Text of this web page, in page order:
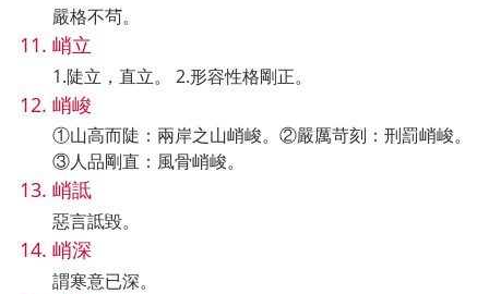
嚴格不茍。
峭立
1.陡立，直立。 2.形容性格剛正。
峭峻
①山高而陡：兩岸之山峭峻。②嚴厲苛刻：刑罰峭峻。
③人品剛直：風骨峭峻。
峭詆
惡言詆毀。
峭深
謂寒意已深。